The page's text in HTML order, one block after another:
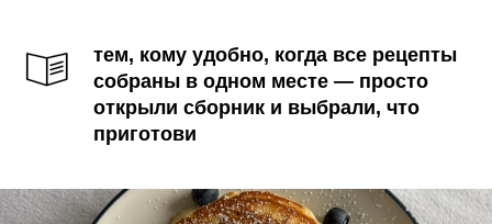
тем, кому удобно, когда все рецепты
собраны в одном месте — просто
открыли сборник и выбрали, что
приготови